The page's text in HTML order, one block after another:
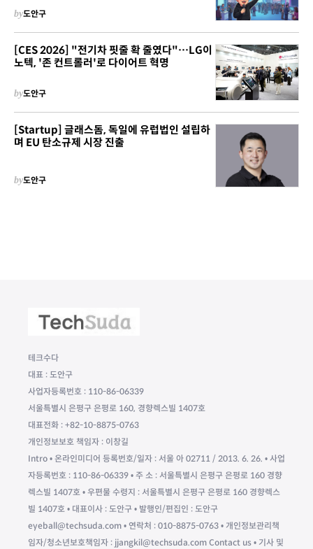
by도안구
[CES 2026] "전기차 핏줄 확 줄였다"…LG이
노텍, '존 컨트롤러'로 다이어트 혁명
by도안구
[Startup] 글래스돔, 독일에 유럽법인 설립하
며 EU 탄소규제 시장 진출
by도안구
테크수다
대표 : 도안구
사업자등록번호 : 110-86-06339
서울특별시 은평구 은평로 160, 경향렉스빌 1407호
대표전화 : +82-10-8875-0763
개인정보보호 책임자 : 이창길
Intro • 온라인미디어 등록번호/일자 : 서울 아 02711 / 2013. 6. 26. • 사업
자등록번호 : 110-86-06339 • 주 소 : 서울특별시 은평구 은평로 160 경향
렉스빌 1407호 • 우편물 수령지 : 서울특별시 은평구 은평로 160 경향렉스
빌 1407호 • 대표이사 : 도안구 • 발행인/편집인 : 도안구
eyeball@techsuda.com • 연락처 : 010-8875-0763 • 개인정보관리책
임자/청소년보호책임자 : jjangkil@techsuda.com Contact us • 기사 및